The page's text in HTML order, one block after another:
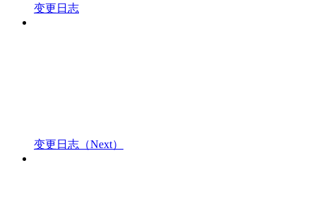
变更日志
变更日志（Next）